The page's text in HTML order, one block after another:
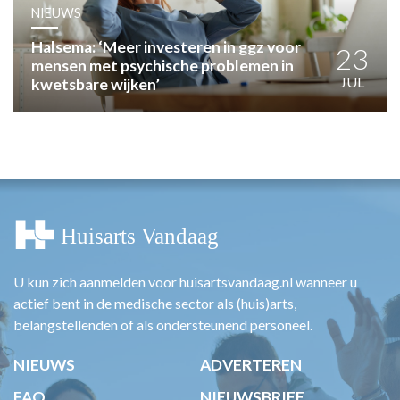
PRAKTIJKZAKEN
TARIEVEN
VPHUISARTSEN
MEDISCHE VAKHANDEL
NIEUWS
Halsema: ‘Meer investeren in ggz voor
mensen met psychische problemen in
kwetsbare wijken’
23
JUL
U kun zich aanmelden voor huisartsvandaag.nl wanneer u
actief bent in de medische sector als (huis)arts,
belangstellenden of als ondersteunend personeel.
NIEUWS
ADVERTEREN